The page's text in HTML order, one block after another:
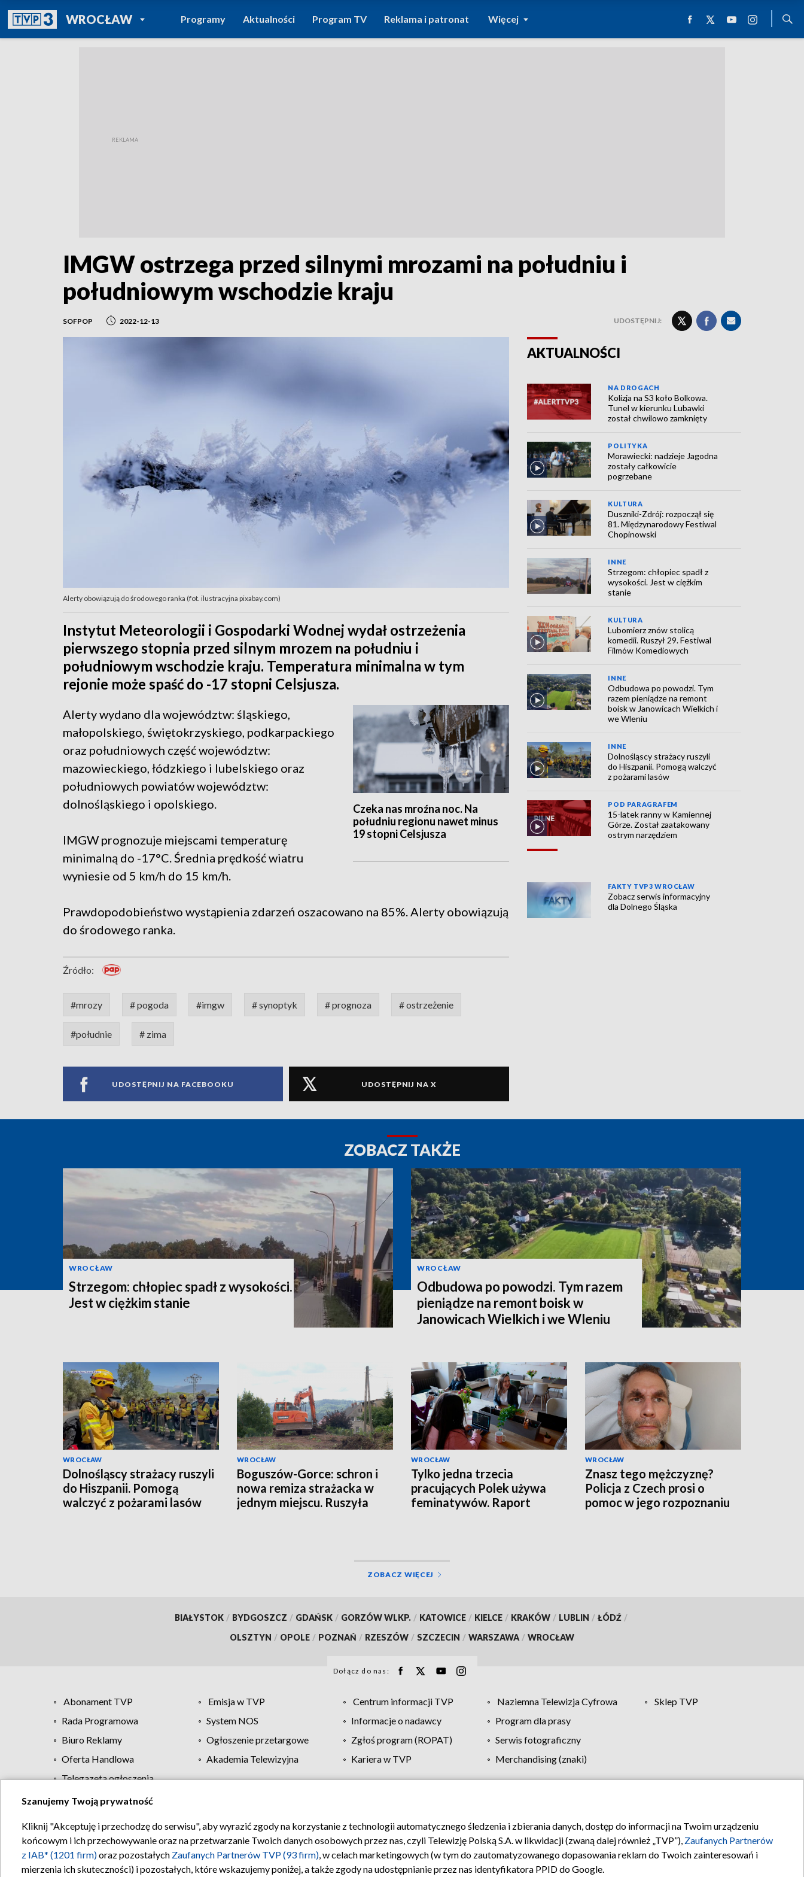
WROCŁAWPOWRÓT DO
TVP REGIONY
Programy Aktualności Program TV Reklama i patronat Więcej
IMGW ostrzega przed silnymi mrozami na południu i
południowym wschodzie kraju
SOFPOP 2022-12-13 UDOSTĘPNIJ:
Alerty obowiązują do środowego ranka (fot. ilustracyjna pixabay.com)
Instytut Meteorologii i Gospodarki Wodnej wydał ostrzeżenia
pierwszego stopnia przed silnym mrozem na południu i
południowym wschodzie kraju. Temperatura minimalna w tym
rejonie może spaść do -17 stopni Celsjusza.
Czeka nas mroźna noc. Na
południu regionu nawet minus
19 stopni Celsjusza
Alerty wydano dla województw: śląskiego,
małopolskiego, świętokrzyskiego, podkarpackiego
oraz południowych część województw:
mazowieckiego, łódzkiego i lubelskiego oraz
południowych powiatów województw:
dolnośląskiego i opolskiego.
IMGW prognozuje miejscami temperaturę
minimalną do -17°C. Średnia prędkość wiatru
wyniesie od 5 km/h do 15 km/h.
Prawdopodobieństwo wystąpienia zdarzeń oszacowano na 85%. Alerty obowiązują
do środowego ranka.
Źródło:
#mrozy # pogoda #imgw # synoptyk # prognoza # ostrzeżenie
#południe # zima
UDOSTĘPNIJ NA FACEBOOKU UDOSTĘPNIJ NA X
AKTUALNOŚCI
NA DROGACH
Kolizja na S3 koło Bolkowa.
Tunel w kierunku Lubawki
został chwilowo zamknięty
POLITYKA
Morawiecki: nadzieje Jagodna
zostały całkowicie
pogrzebane
KULTURA
Duszniki-Zdrój: rozpoczął się
81. Międzynarodowy Festiwal
Chopinowski
INNE
Strzegom: chłopiec spadł z
wysokości. Jest w ciężkim
stanie
KULTURA
Lubomierz znów stolicą
komedii. Ruszył 29. Festiwal
Filmów Komediowych
INNE
Odbudowa po powodzi. Tym
razem pieniądze na remont
boisk w Janowicach Wielkich i
we Wleniu
INNE
Dolnośląscy strażacy ruszyli
do Hiszpanii. Pomogą walczyć
z pożarami lasów
POD PARAGRAFEM
15-latek ranny w Kamiennej
Górze. Został zaatakowany
ostrym narzędziem
FAKTY TVP3 WROCŁAW
Zobacz serwis informacyjny
dla Dolnego Śląska
ZOBACZ TAKŻE
WROCŁAW
Strzegom: chłopiec spadł z wysokości.
Jest w ciężkim stanie
WROCŁAW
Odbudowa po powodzi. Tym razem
pieniądze na remont boisk w
Janowicach Wielkich i we Wleniu
WROCŁAW
Dolnośląscy strażacy ruszyli
do Hiszpanii. Pomogą
walczyć z pożarami lasów
WROCŁAW
Boguszów-Gorce: schron i
nowa remiza strażacka w
jednym miejscu. Ruszyła
WROCŁAW
Tylko jedna trzecia
pracujących Polek używa
feminatywów. Raport
WROCŁAW
Znasz tego mężczyznę?
Policja z Czech prosi o
pomoc w jego rozpoznaniu
ZOBACZ WIĘCEJ
BIAŁYSTOK / BYDGOSZCZ / GDAŃSK / GORZÓW WLKP. / KATOWICE / KIELCE / KRAKÓW / LUBLIN / ŁÓDŹ /
OLSZTYN / OPOLE / POZNAŃ / RZESZÓW / SZCZECIN / WARSZAWA / WROCŁAW
Dołącz do nas:
Abonament TVP Emisja w TVP Centrum informacji TVP Naziemna Telewizja Cyfrowa
Sklep TVP
Rada Programowa
System NOS Informacje o nadawcy
Program dla prasy
Biuro Reklamy
Ogłoszenie przetargowe Zgłoś program (ROPAT)
Serwis fotograficzny
Oferta Handlowa
Akademia Telewizyjna Kariera w TVP
Merchandising (znaki)
Telegazeta ogłoszenia
Regulamin TVP Polityka prywatności Moje zgody Pomoc Biuro reklamy Kontakt
Szanujemy Twoją prywatność
Kliknij "Akceptuję i przechodzę do serwisu", aby wyrazić zgody na korzystanie z technologii automatycznego śledzenia i zbierania danych, dostęp do informacji na Twoim urządzeniu
końcowym i ich przechowywanie oraz na przetwarzanie Twoich danych osobowych przez nas, czyli Telewizję Polską S.A. w likwidacji (zwaną dalej również „TVP”), Zaufanych Partnerów
z IAB* (1201 firm)oraz pozostałych Zaufanych Partnerów TVP (93 firm), w celach marketingowych (w tym do zautomatyzowanego dopasowania reklam do Twoich zainteresowań i
mierzenia ich skuteczności) i pozostałych, które wskazujemy poniżej, a także zgody na udostępnianie przez nas identyfikatora PPID do Google.